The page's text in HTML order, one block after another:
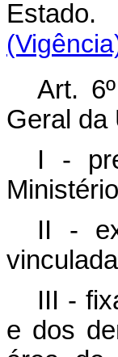
Art.
Geral da
I -
II -
III -
e dos